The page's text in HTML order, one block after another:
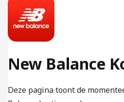
New Balance
Deze pagina toont de